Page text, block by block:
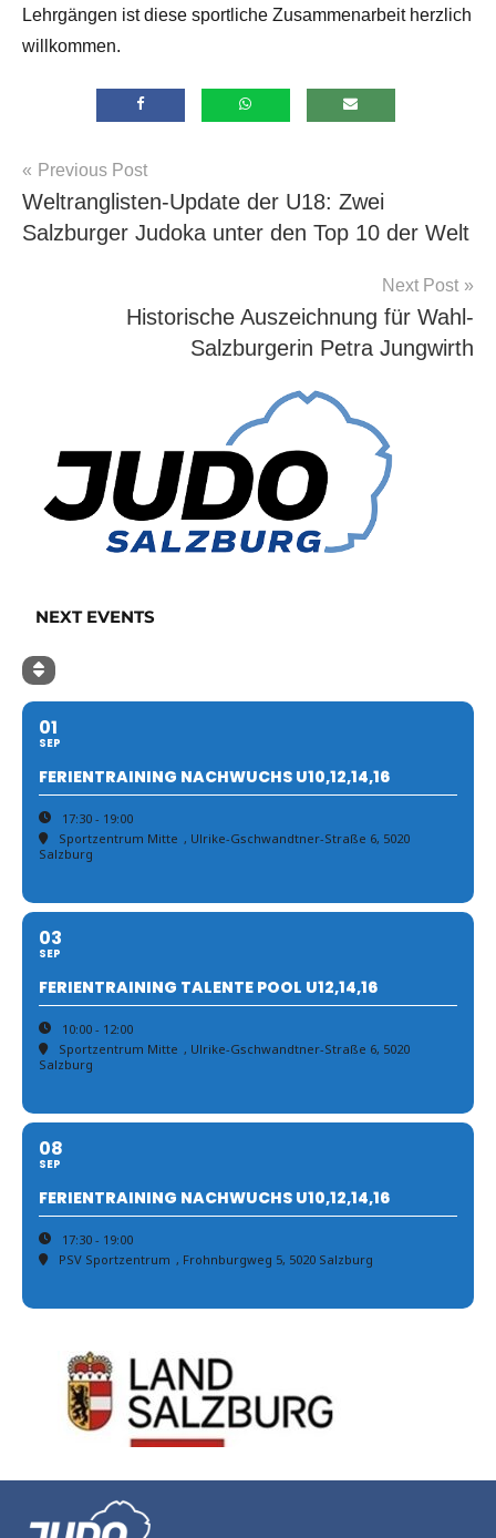
Lehrgängen ist diese sportliche Zusammenarbeit herzlich
willkommen.
Allgemein
Beitragsnavigation
Previous Post
Weltranglisten-Update der U18: Zwei
Salzburger Judoka unter den Top 10 der Welt
Next Post
Historische Auszeichnung für Wahl-
Salzburgerin Petra Jungwirth
NEXT EVENTS
01
SEP
FERIENTRAINING NACHWUCHS U10,12,14,16
17:30 - 19:00
Sportzentrum Mitte , Ulrike-Gschwandtner-Straße 6, 5020
Salzburg
03
SEP
FERIENTRAINING TALENTE POOL U12,14,16
10:00 - 12:00
Sportzentrum Mitte , Ulrike-Gschwandtner-Straße 6, 5020
Salzburg
08
SEP
FERIENTRAINING NACHWUCHS U10,12,14,16
17:30 - 19:00
PSV Sportzentrum , Frohnburgweg 5, 5020 Salzburg